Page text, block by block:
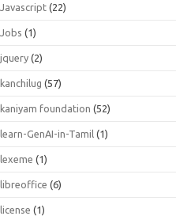
Javascript (22)
Jobs (1)
jquery (2)
kanchilug (57)
kaniyam foundation (52)
learn-GenAI-in-Tamil (1)
lexeme (1)
libreoffice (6)
license (1)